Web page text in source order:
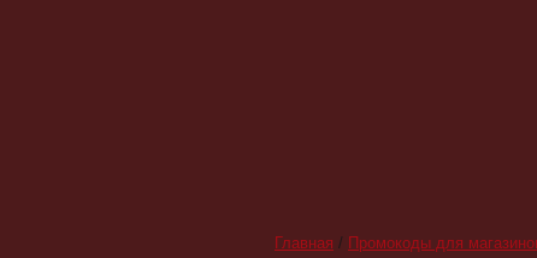
Главная / Промокоды для